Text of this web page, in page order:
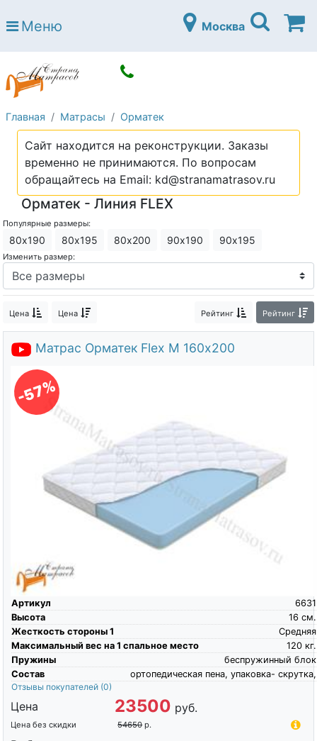
Страна матрасов
Open submenu (Матрасы)
Open submenu (Кровати)
Кровати
Open submenu (Аксессуары)
Open submenu (Диваны)
Диваны
Open submenu (Постельное белье)
Постельное белье
Open submenu (Мебель)
Мебель
Open submenu (Основания)
Основания
Open submenu (Детские матрасы)
Детские матрасы
Open submenu (Детские кровати)
Open submenu (Шкафы)
Шкафы
Контакты
Доставка по городу
Меню Москва
Главная Матрасы Орматек
Сайт находится на реконструкции. Заказы
временно не принимаются. По вопросам
обращайтесь на Email: kd@stranamatrasov.ru
Орматек - Линия FLEX
Популярные размеры:
80х190 80х195 80х200 90х190 90х195
Изменить размер:
Цена Цена Рейтинг Рейтинг
Матрас Орматек Flex M 160х200
-57%
Артикул
6631
Высота
см.
16
Жесткость стороны 1
Средняя
Максимальный вес на 1 спальное место
кг.
120
Пружины
беспружинный блок
Состав
ортопедическая пена, упаковка- скрутка,
Отзывы покупателей (0)
Цена 23500 руб.
Цена без скидки 54650 р.